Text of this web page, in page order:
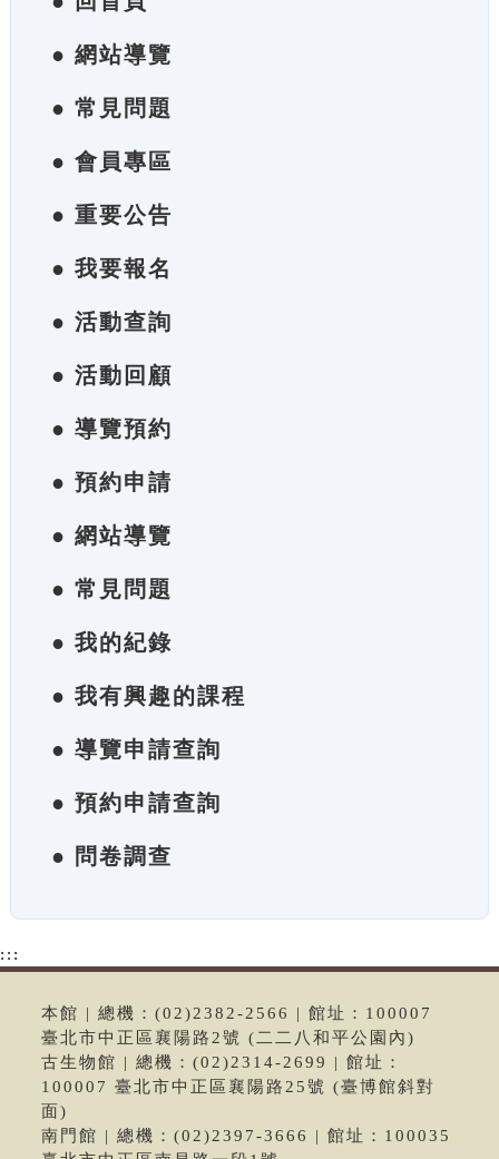
● 網站導覽
● 常見問題
● 會員專區
● 重要公告
● 我要報名
● 活動查詢
● 活動回顧
● 導覽預約
● 預約申請
● 網站導覽
● 常見問題
● 我的紀錄
● 我有興趣的課程
● 導覽申請查詢
● 預約申請查詢
● 問卷調查
:::
本館 | 總機：(02)2382-2566 | 館址：100007
臺北市中正區襄陽路2號 (二二八和平公園內)
古生物館 | 總機：(02)2314-2699 | 館址：
100007 臺北市中正區襄陽路25號 (臺博館斜對
面)
南門館 | 總機：(02)2397-3666 | 館址：100035